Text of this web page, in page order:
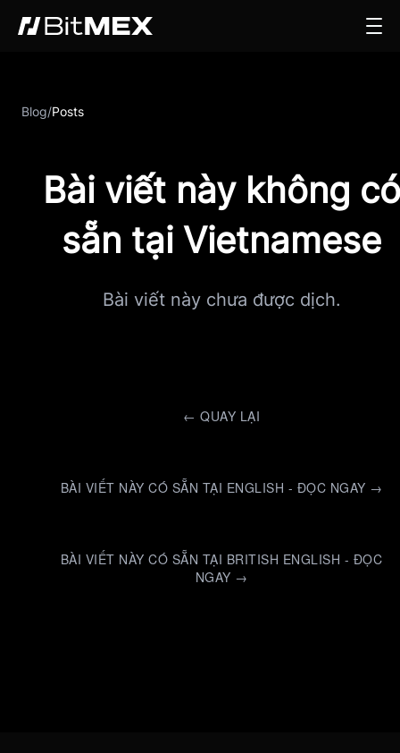
Blog/Posts
Bài viết này không có
sẵn tại Vietnamese
Bài viết này chưa được dịch.
← QUAY LẠI
BÀI VIẾT NÀY CÓ SẴN TẠI ENGLISH - ĐỌC NGAY →
BÀI VIẾT NÀY CÓ SẴN TẠI BRITISH ENGLISH - ĐỌC
NGAY →